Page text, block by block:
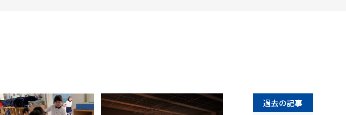
過去の記事